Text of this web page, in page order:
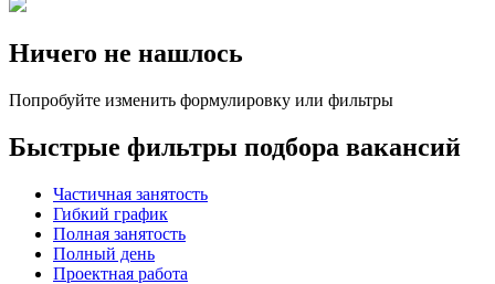
Ничего не нашлось
Попробуйте изменить формулировку или фильтры
Быстрые фильтры подбора вакансий
Частичная занятость
Гибкий график
Полная занятость
Полный день
Проектная работа